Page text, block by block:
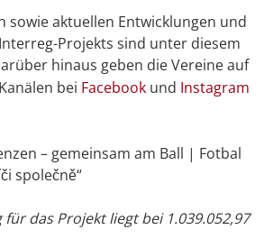
sowie aktuellen Entwicklungen und
Projekts sind unter diesem
hinaus geben die Vereine auf
bei Facebook und Instagram
– gemeinsam am Ball | Fotbal
společně“
für das Projekt liegt bei 1.039.052,97